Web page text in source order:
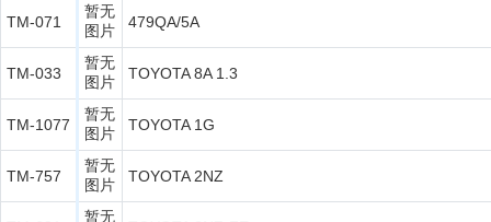
TM-071
暂无
图片
479QA/5A
TM-033
暂无
图片
TOYOTA 8A 1.3
TM-1077
暂无
图片
TOYOTA 1G
TM-757
暂无
图片
TOYOTA 2NZ
暂无